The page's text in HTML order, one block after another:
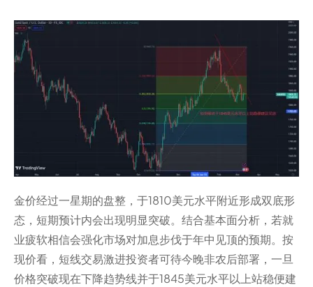
金价经过一星期的盘整，于1810美元水平附近形成双底形
态，短期预计内会出现明显突破。结合基本面分析，若就
业疲软相信会强化市场对加息步伐于年中见顶的预期。按
现价看，短线交易激进投资者可待今晚非农后部署，一旦
价格突破现在下降趋势线并于1845美元水平以上站稳便建